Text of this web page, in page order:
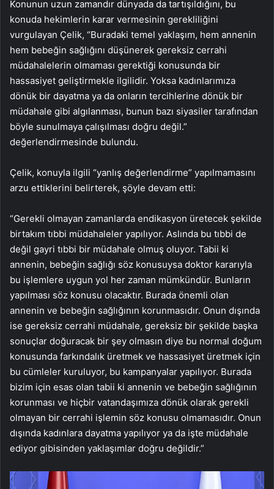
Konunun uzun zamandır dünyada da tartışıldığını, bu
konuda hekimlerin karar vermesinin gerekliliğini
vurgulayan Çelik, “Buradaki temel yaklaşım, hem annenin
hem bebeğin sağlığını düşünerek gereksiz cerrahi
müdahalelerin olmaması gerektiği konusunda bir
hassasiyet geliştirmekle ilgilidir. Yoksa kadınlarımıza
dönük bir dayatma ya da onların tercihlerine dönük bir
müdahale gibi algılanması, bunun bazı siyasiler tarafından
böyle sunulmaya çalışılması doğru değil.”
değerlendirmesinde bulundu.
Çelik, konuyla ilgili “yanlış değerlendirme” yapılmamasını
arzu ettiklerini belirterek, şöyle devam etti:
“Gerekli olmayan zamanlarda endikasyon üretecek şekilde
birtakım tıbbi müdahaleler yapılıyor. Aslında bu tıbbi de
değil gayri tıbbi bir müdahale olmuş oluyor. Tabii ki
annenin, bebeğin sağlığı söz konusuysa doktor kararıyla
bu işlemlere uygun yol her zaman mümkündür. Bunların
yapılması söz konusu olacaktır. Burada önemli olan
annenin ve bebeğin sağlığının korunmasıdır. Onun dışında
ise gereksiz cerrahi müdahale, gereksiz bir şekilde başka
sonuçlar doğuracak bir şey olmasın diye bu normal doğum
konusunda farkındalık üretmek ve hassasiyet üretmek için
bu cümleler kuruluyor, bu kampanyalar yapılıyor. Burada
bizim için esas olan tabii ki annenin ve bebeğin sağlığının
korunması ve hiçbir vatandaşımıza dönük olarak gerekli
olmayan bir cerrahi işlemin söz konusu olmamasıdır. Onun
dışında kadınlara dayatma yapılıyor ya da işte müdahale
ediyor gibisinden yaklaşımlar doğru değildir.”